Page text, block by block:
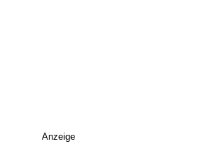
Anzeige